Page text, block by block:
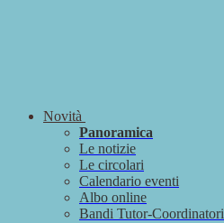
Novità
Panoramica
Le notizie
Le circolari
Calendario eventi
Albo online
Bandi Tutor-Coordinatori